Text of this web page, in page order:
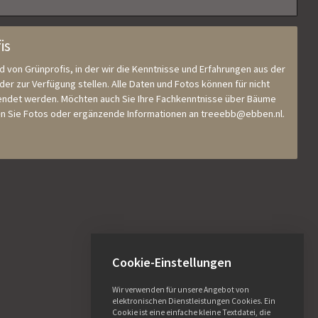
von Grünprofis, in der wir die Kenntnisse und Erfahrungen aus der
zur Verfügung stellen. Alle Daten und Fotos können für nicht
werden. Möchten auch Sie Ihre Fachkenntnisse über Bäume
Sie Fotos oder ergänzende Informationen an treeebb@ebben.nl.
Cookie-Einstellungen
Wir verwenden für unsere Angebot von
elektronischen Dienstleistungen Cookies. Ein
Cookie ist eine einfache kleine Textdatei, die